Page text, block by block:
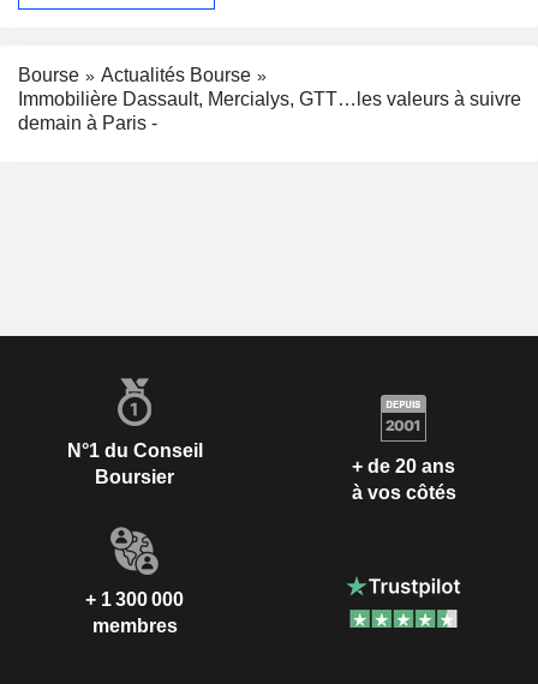
Bourse
Actualités Bourse
Immobilière Dassault, Mercialys, GTT…les valeurs à suivre
demain à Paris -
N°1 du Conseil
Boursier
+ de 20 ans
à vos côtés
+ 1 300 000
membres